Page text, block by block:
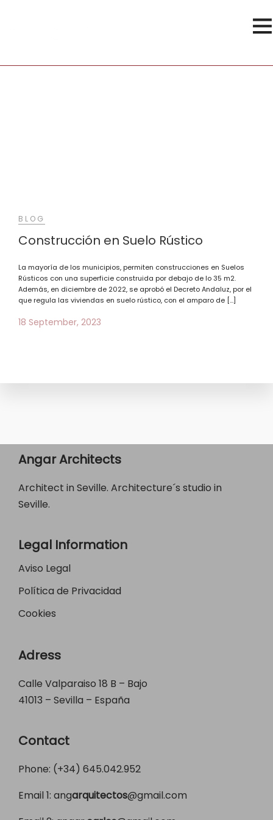
BLOG
Construcción en Suelo Rústico
La mayoría de los municipios, permiten construcciones en Suelos
Rústicos con una superficie construida por debajo de lo 35 m2.
Además, en diciembre de 2022, se aprobó el Decreto Andaluz, por el
que regula las viviendas en suelo rústico, con el amparo de […]
18 September, 2023
Angar Architects
Architect in Seville. Architecture´s studio in
Seville.
Legal Information
Aviso Legal
Política de Privacidad
Cookies
Adress
Calle Valparaiso 18 B – Bajo
41013 – Sevilla – España
Contact
Phone: (+34) 645.042.952
Email 1: angarquitectos@gmail.com